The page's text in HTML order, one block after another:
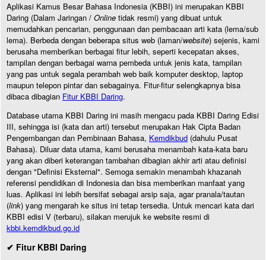
Aplikasi Kamus Besar Bahasa Indonesia (KBBI) ini merupakan KBBI
Daring (Dalam Jaringan / Online tidak resmi) yang dibuat untuk
memudahkan pencarian, penggunaan dan pembacaan arti kata (lema/sub
lema). Berbeda dengan beberapa situs web (laman/website) sejenis, kami
berusaha memberikan berbagai fitur lebih, seperti kecepatan akses,
tampilan dengan berbagai warna pembeda untuk jenis kata, tampilan
yang pas untuk segala perambah web baik komputer desktop, laptop
maupun telepon pintar dan sebagainya. Fitur-fitur selengkapnya bisa
dibaca dibagian Fitur KBBI Daring.
Database utama KBBI Daring ini masih mengacu pada KBBI Daring Edisi
III, sehingga isi (kata dan arti) tersebut merupakan Hak Cipta Badan
Pengembangan dan Pembinaan Bahasa, Kemdikbud (dahulu Pusat
Bahasa). Diluar data utama, kami berusaha menambah kata-kata baru
yang akan diberi keterangan tambahan dibagian akhir arti atau definisi
dengan "Definisi Eksternal". Semoga semakin menambah khazanah
referensi pendidikan di Indonesia dan bisa memberikan manfaat yang
luas. Aplikasi ini lebih bersifat sebagai arsip saja, agar pranala/tautan
(link) yang mengarah ke situs ini tetap tersedia. Untuk mencari kata dari
KBBI edisi V (terbaru), silakan merujuk ke website resmi di
kbbi.kemdikbud.go.id
✔ Fitur KBBI Daring